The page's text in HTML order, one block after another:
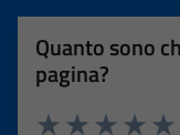
Quanto sono
pagina?